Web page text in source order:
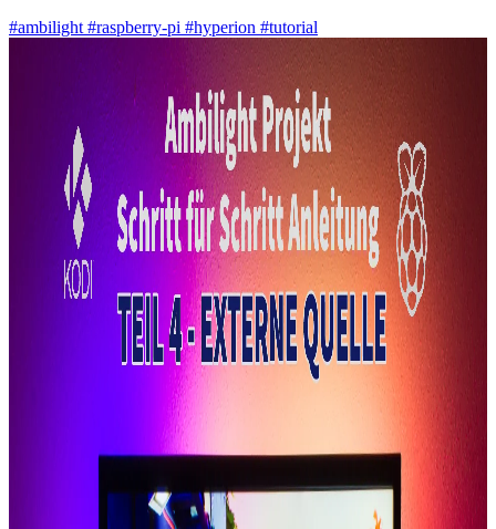
#ambilight #raspberry-pi #hyperion #tutorial